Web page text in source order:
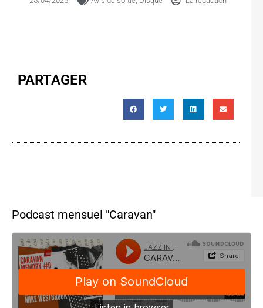
PARTAGER
Podcast mensuel "Caravan"